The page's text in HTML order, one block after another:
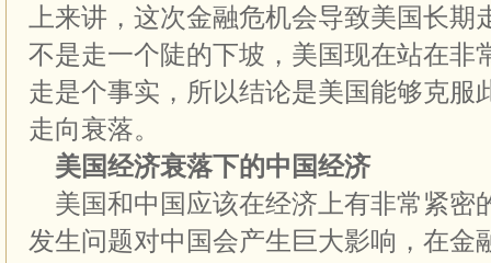
上来讲，这次金融危机会导致美国长
不是走一个陡的下坡，美国现在站在非
走是个事实，所以结论是美国能够克服
走向衰落。
美国经济衰落下的中国经济
美国和中国应该在经济上有非常紧密
发生问题对中国会产生巨大影响，在金